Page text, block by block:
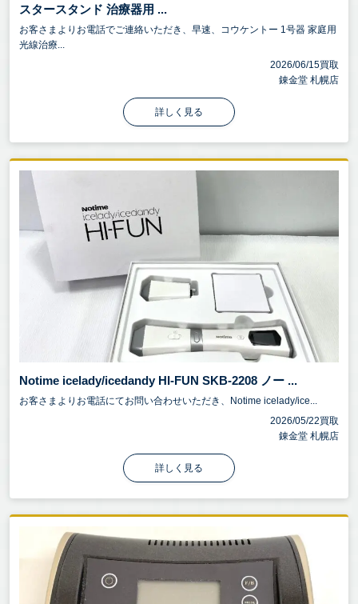
スタースタンド 治療器用 ...
お客さまよりお電話でご連絡いただき、早速、コウケントー 1号器 家庭用
光線治療...
2026/06/15買取
錬金堂 札幌店
詳しく見る
Notime icelady/icedandy HI-FUN SKB-2208 ノー ...
お客さまよりお電話にてお問い合わせいただき、Notime icelady/ice...
2026/05/22買取
錬金堂 札幌店
詳しく見る